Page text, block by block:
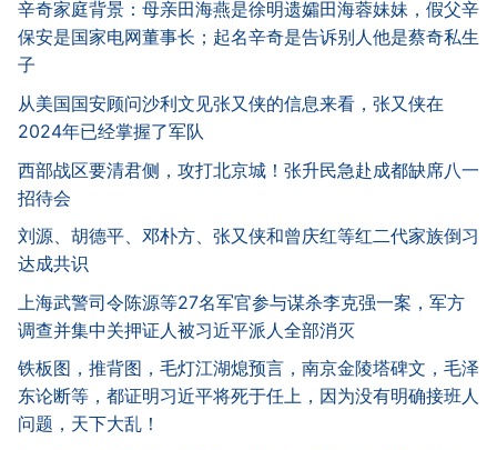
辛奇家庭背景：母亲田海燕是徐明遗孀田海蓉妹妹，假父辛
保安是国家电网董事长；起名辛奇是告诉别人他是蔡奇私生
子
从美国国安顾问沙利文见张又侠的信息来看，张又侠在
2024年已经掌握了军队
西部战区要清君侧，攻打北京城！张升民急赴成都缺席八一
招待会
刘源、胡德平、邓朴方、张又侠和曾庆红等红二代家族倒习
达成共识
上海武警司令陈源等27名军官参与谋杀李克强一案，军方
调查并集中关押证人被习近平派人全部消灭
铁板图，推背图，毛灯江湖熄预言，南京金陵塔碑文，毛泽
东论断等，都证明习近平将死于任上，因为没有明确接班人
问题，天下大乱！